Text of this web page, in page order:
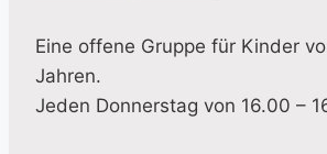
Eine offene Gruppe für Kinder
Jahren.
Jeden Donnerstag von 16.00 –